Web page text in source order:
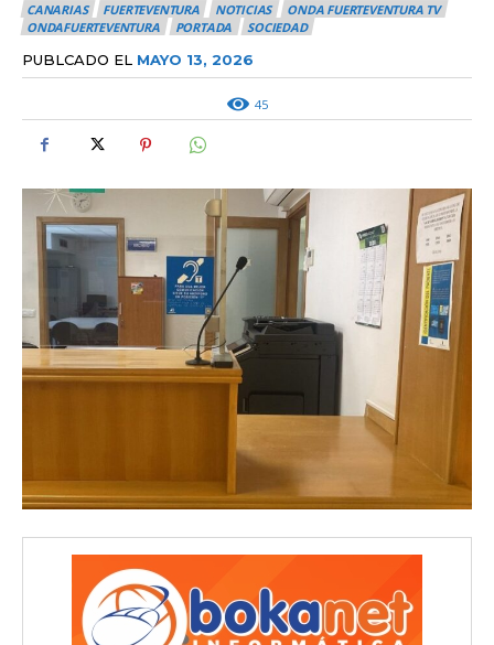
CANARIAS FUERTEVENTURA NOTICIAS
ONDA FUERTEVENTURA TV
ONDAFUERTEVENTURA
PORTADA SOCIEDAD
PUBLCADO EL MAYO 13, 2026
45